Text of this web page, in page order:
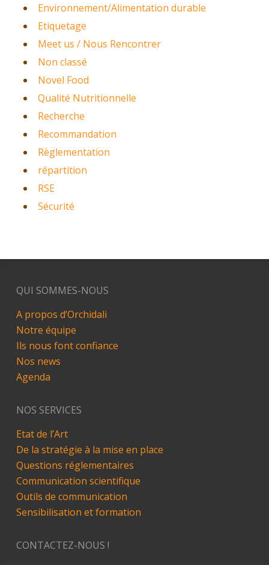
Environnement/Alimentation durable
Etiquetage
Meet us / Nous Rencontrer
Non classé
Novel Food
Qualité Nutritionnelle
Recherche
Recommandation
Règlementation
répartition
RSE
Sécurité
QUI SOMMES-NOUS
A propos d’Orchidali
Notre équipe
Ils nous font confiance
Nos news
Agenda
NOS SERVICES
Etat de l’Art
De la stratégie à la mise en place
Questions réglementaires
Communication scientifique
Outils de communication
Sensibilisation et formation
CONTACTEZ-NOUS !